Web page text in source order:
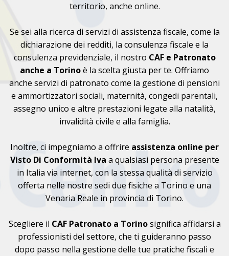
territorio, anche online.
Se sei alla ricerca di servizi di assistenza fiscale, come la
dichiarazione dei redditi, la consulenza fiscale e la
consulenza previdenziale, il nostro CAF e Patronato
anche a Torinoè la scelta giusta per te. Offriamo
anche servizi di patronato come la gestione di pensioni
e ammortizzatori sociali, maternità, congedi parentali,
assegno unico e altre prestazioni legate alla natalità,
invalidità civile e alla famiglia.
Inoltre, ci impegniamo a offrire assistenza online per
Visto Di Conformità Iva a qualsiasi persona presente
in Italia via internet, con la stessa qualità di servizio
offerta nelle nostre sedi due fisiche a Torino e una
Venaria Reale in provincia di Torino.
Scegliere il CAF Patronato a Torinosignifica affidarsi a
professionisti del settore, che ti guideranno passo
dopo passo nella gestione delle tue pratiche fiscali e